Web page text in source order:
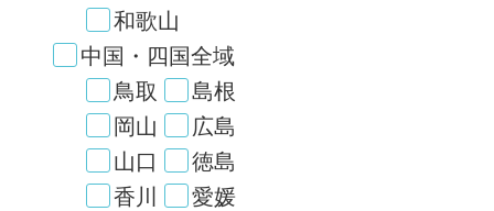
和歌山
中国・四国全域
鳥取
島根
岡山
広島
山口
徳島
香川
愛媛